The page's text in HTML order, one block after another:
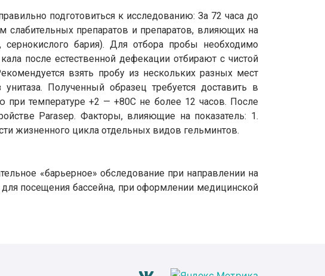
подготовиться к исследованию: За 72 часа до
препаратов и препаратов, влияющих на
сернокислого бария). Для отбора пробы необходимо
после естественной дефекации отбирают с чистой
взять пробу из нескольких разных мест
Полученный образец требуется доставить в
при температуре +2 — +80С не более 12 часов. После
Parasep. Факторы, влияющие на показатель: 1.
жизненного цикла отдельных видов гельминтов.
«барьерное» обследование при направлении на
посещения бассейна, при оформлении медицинской